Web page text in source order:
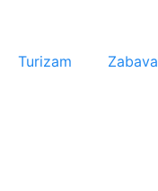
Turizam Zabava